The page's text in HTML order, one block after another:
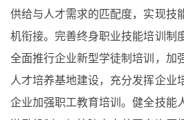
供给与人才需求的匹配度，实现技
机衔接。完善终身职业技能培训制
全面推行企业新型学徒制培训，加
人才培养基地建设，充分发挥企业
企业加强职工教育培训。健全技能